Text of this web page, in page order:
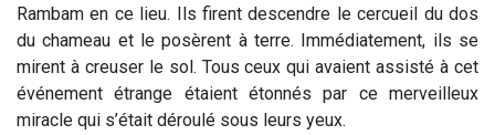
Rambam en ce lieu. Ils firent descendre le cercueil du dos
du chameau et le posèrent à terre. Immédiatement, ils se
mirent à creuser le sol. Tous ceux qui avaient assisté à cet
événement étrange étaient étonnés par ce merveilleux
miracle qui s’était déroulé sous leurs yeux.